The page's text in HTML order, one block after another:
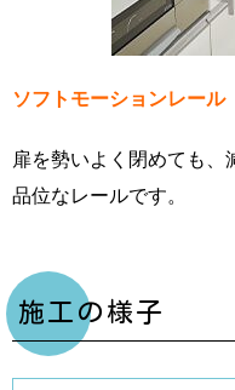
ソフトモーションレール
扉を勢いよく閉めても
品位なレールです。
施工の様子